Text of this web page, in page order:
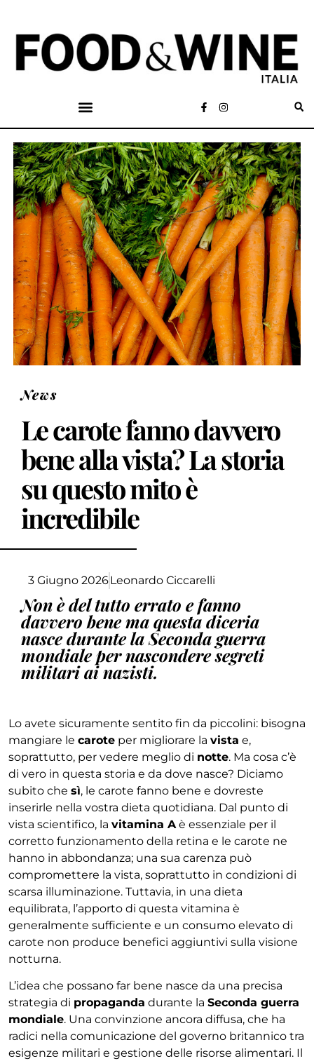
News
Le carote fanno davvero
bene alla vista? La storia
su questo mito è
incredibile
3 Giugno 2026Leonardo Ciccarelli
Non è del tutto errato e fanno
davvero bene ma questa diceria
nasce durante la Seconda guerra
mondiale per nascondere segreti
militari ai nazisti.
Lo avete sicuramente sentito fin da piccolini: bisogna
mangiare le carote per migliorare la vista e,
soprattutto, per vedere meglio di notte. Ma cosa c’è
di vero in questa storia e da dove nasce? Diciamo
subito che sì, le carote fanno bene e dovreste
inserirle nella vostra dieta quotidiana. Dal punto di
vista scientifico, la vitamina Aè essenziale per il
corretto funzionamento della retina e le carote ne
hanno in abbondanza; una sua carenza può
compromettere la vista, soprattutto in condizioni di
scarsa illuminazione. Tuttavia, in una dieta
equilibrata, l’apporto di questa vitamina è
generalmente sufficiente e un consumo elevato di
carote non produce benefici aggiuntivi sulla visione
notturna.
L’idea che possano far bene nasce da una precisa
strategia di propaganda durante la Seconda guerra
mondiale. Una convinzione ancora diffusa, che ha
radici nella comunicazione del governo britannico tra
esigenze militari e gestione delle risorse alimentari. Il